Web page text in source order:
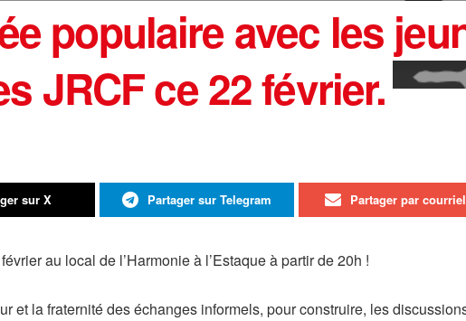
populaire avec les
JRCF ce 22 février.
sur X Partager sur Telegram Partager par courriel
au local de l’Harmonie à l’Estaque à partir de 20h !
et la fraternité des échanges informels, pour construire, les